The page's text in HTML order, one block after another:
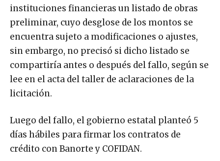
instituciones financieras un listado de obras
preliminar, cuyo desglose de los montos se
encuentra sujeto a modificaciones o ajustes,
sin embargo, no precisó si dicho listado se
compartiría antes o después del fallo, según se
lee en el acta del taller de aclaraciones de la
licitación.
Luego del fallo, el gobierno estatal planteó 5
días hábiles para firmar los contratos de
crédito con Banorte y COFIDAN.